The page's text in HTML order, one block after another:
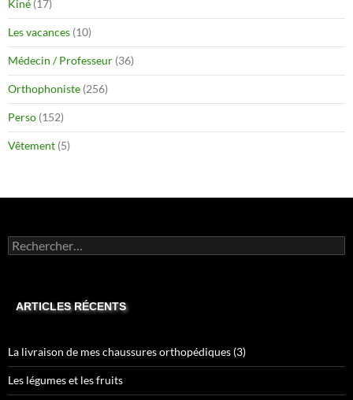
Kiné (17)
Les vacances (10)
Médecin / Professeur (36)
Orthophoniste (256)
Perso (152)
Vêtement (5)
Rechercher :
ARTICLES RÉCENTS
La livraison de mes chaussures orthopédiques (3)
Les légumes et les fruits